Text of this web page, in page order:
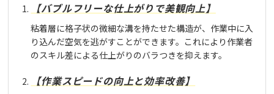
【バブルフリーな仕上がりで美観向上】
粘着層に格子状の微細な溝を持たせた構造が、作業中に入
り込んだ空気を逃がすことができます。これにより作業者
のスキル差による仕上がりのバラつきを抑えます。
【作業スピードの向上と効率改善】